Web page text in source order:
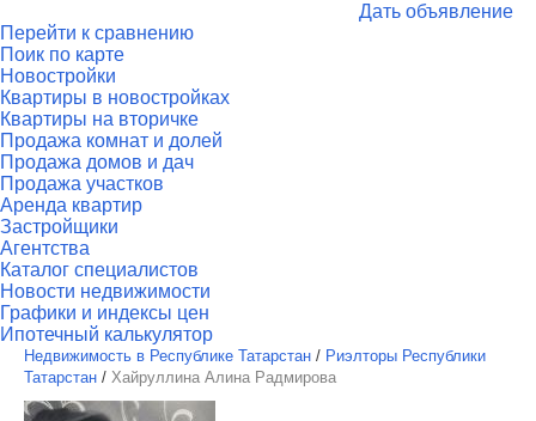
Дать объявление
Перейти к сравнению
Поик по карте
Новостройки
Квартиры в новостройках
Квартиры на вторичке
Продажа комнат и долей
Продажа домов и дач
Продажа участков
Аренда квартир
Застройщики
Агентства
Каталог специалистов
Новости недвижимости
Графики и индексы цен
Ипотечный калькулятор
Недвижимость в Республике Татарстан / Риэлторы Республики
Татарстан / Хайруллина Алина Радмирова